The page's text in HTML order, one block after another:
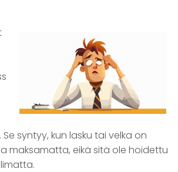
syntyy, kun lasku tai velka on
maksamatta, eikä sitä ole hoidettu